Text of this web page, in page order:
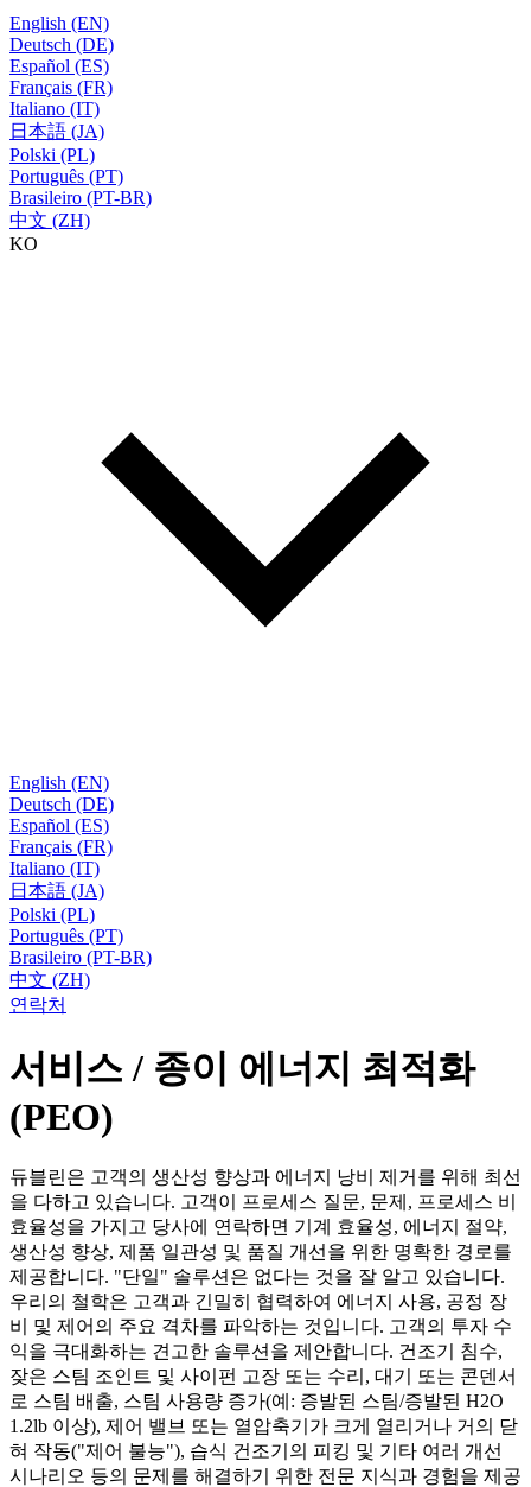
English (EN)
Deutsch (DE)
Español (ES)
Français (FR)
Italiano (IT)
日本語 (JA)
Polski (PL)
Português (PT)
Brasileiro (PT-BR)
中文 (ZH)
KO
English (EN)
Deutsch (DE)
Español (ES)
Français (FR)
Italiano (IT)
日本語 (JA)
Polski (PL)
Português (PT)
Brasileiro (PT-BR)
中文 (ZH)
연락처
서비스 / 종이 에너지 최적화
(PEO)
듀블린은 고객의 생산성 향상과 에너지 낭비 제거를 위해 최선
을 다하고 있습니다. 고객이 프로세스 질문, 문제, 프로세스 비
효율성을 가지고 당사에 연락하면 기계 효율성, 에너지 절약,
생산성 향상, 제품 일관성 및 품질 개선을 위한 명확한 경로를
제공합니다. "단일" 솔루션은 없다는 것을 잘 알고 있습니다.
우리의 철학은 고객과 긴밀히 협력하여 에너지 사용, 공정 장
비 및 제어의 주요 격차를 파악하는 것입니다. 고객의 투자 수
익을 극대화하는 견고한 솔루션을 제안합니다. 건조기 침수,
잦은 스팀 조인트 및 사이펀 고장 또는 수리, 대기 또는 콘덴서
로 스팀 배출, 스팀 사용량 증가(예: 증발된 스팀/증발된 H2O
1.2lb 이상), 제어 밸브 또는 열압축기가 크게 열리거나 거의 닫
혀 작동("제어 불능"), 습식 건조기의 피킹 및 기타 여러 개선
시나리오 등의 문제를 해결하기 위한 전문 지식과 경험을 제공